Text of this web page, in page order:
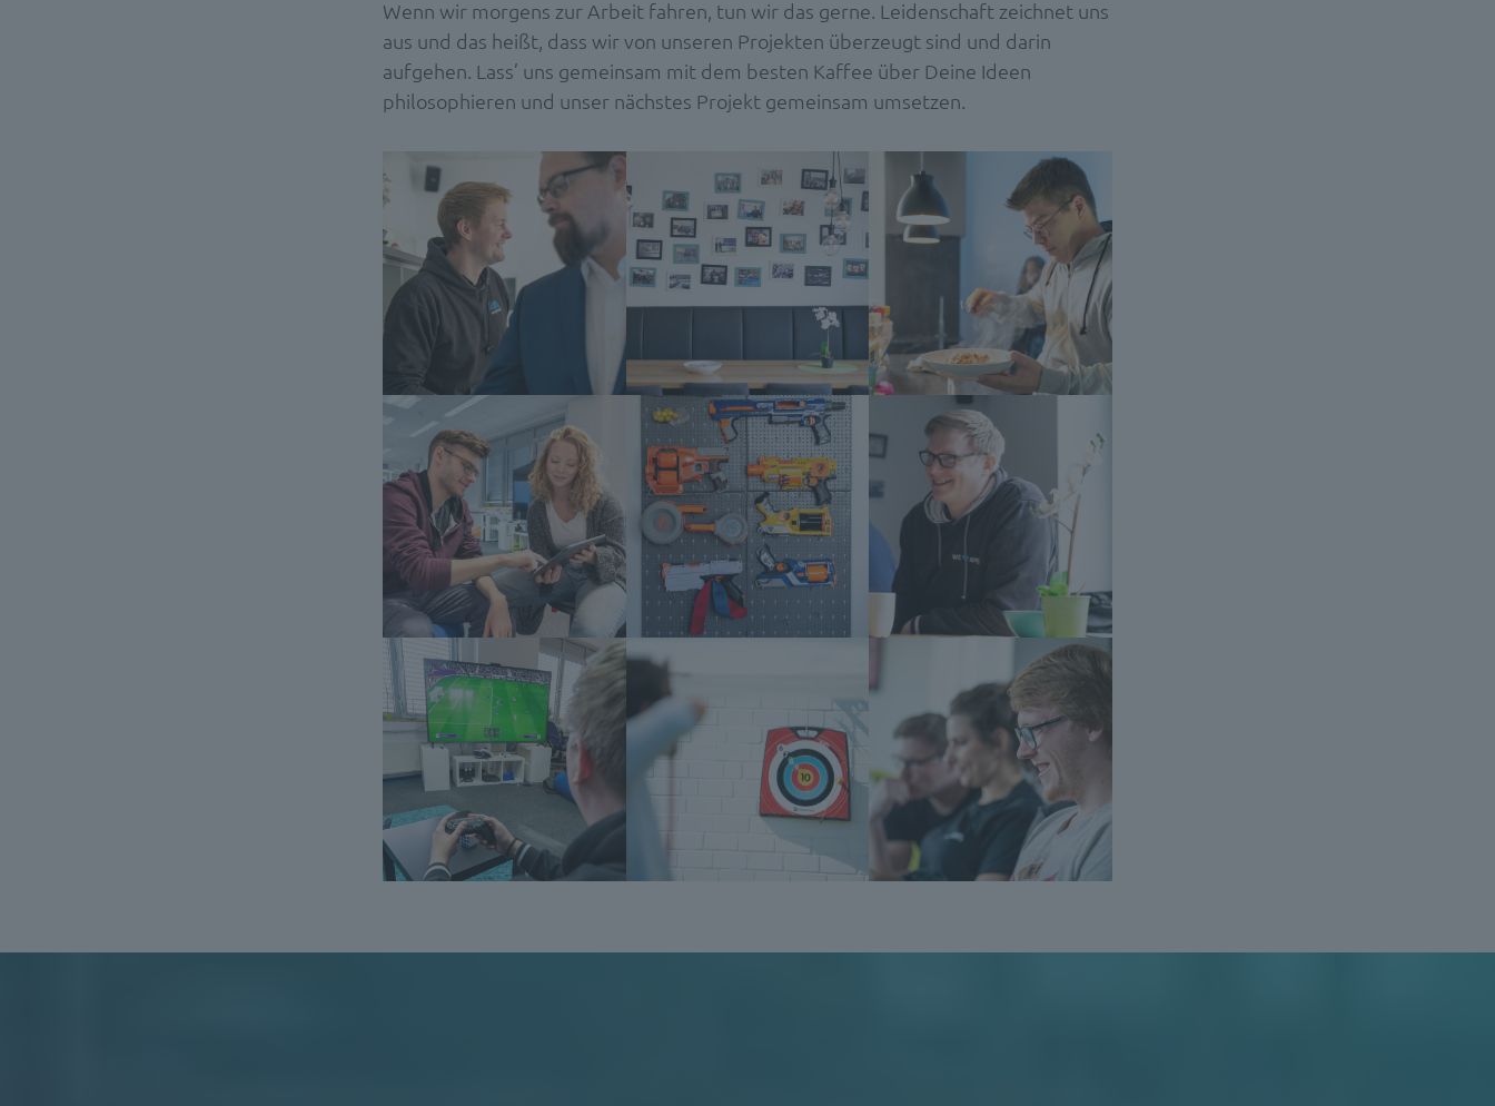
Wenn wir morgens zur Arbeit fahren, tun wir das gerne. Leidenschaft zeichnet uns
aus und das heißt, dass wir von unseren Projekten überzeugt sind und darin
aufgehen. Lass’ uns gemeinsam mit dem besten Kaffee über Deine Ideen
philosophieren und unser nächstes Projekt gemeinsam umsetzen.